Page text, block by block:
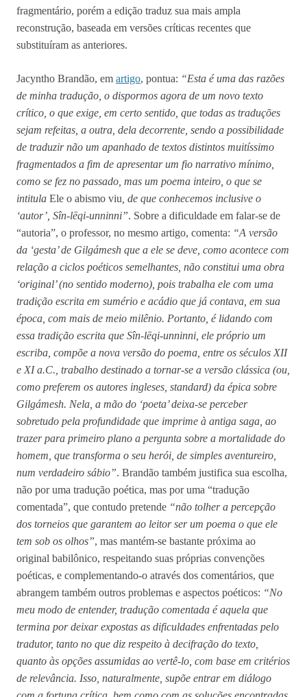
fragmentário, porém a edição traduz sua mais ampla
reconstrução, baseada em versões críticas recentes que
substituíram as anteriores.
Jacyntho Brandão, em artigo, pontua: “Esta é uma das razões
de minha tradução, o dispormos agora de um novo texto
crítico, o que exige, em certo sentido, que todas as traduções
sejam refeitas, a outra, dela decorrente, sendo a possibilidade
de traduzir não um apanhado de textos distintos muitíssimo
fragmentados a fim de apresentar um fio narrativo mínimo,
como se fez no passado, mas um poema inteiro, o que se
intitula Ele o abismo viu , de que conhecemos inclusive o
‘autor’, Sîn-lēqi-unninni”. Sobre a dificuldade em falar-se de
“autoria”, o professor, no mesmo artigo, comenta: “A versão
da ‘gesta’ de Gilgámesh que a ele se deve, como acontece com
relação a ciclos poéticos semelhantes, não constitui uma obra
‘original’ (no sentido moderno), pois trabalha ele com uma
tradição escrita em sumério e acádio que já contava, em sua
época, com mais de meio milênio. Portanto, é lidando com
essa tradição escrita que Sîn-lēqi-unninni, ele próprio um
escriba, compõe a nova versão do poema, entre os séculos XII
e XI a.C., trabalho destinado a tornar-se a versão clássica (ou,
como preferem os autores ingleses, standard) da épica sobre
Gilgámesh. Nela, a mão do ‘poeta’ deixa-se perceber
sobretudo pela profundidade que imprime à antiga saga, ao
trazer para primeiro plano a pergunta sobre a mortalidade do
homem, que transforma o seu herói, de simples aventureiro,
num verdadeiro sábio”. Brandão também justifica sua escolha,
não por uma tradução poética, mas por uma “tradução
comentada”, que contudo pretende “não tolher a percepção
dos torneios que garantem ao leitor ser um poema o que ele
tem sob os olhos”, mas mantém-se bastante próxima ao
original babilônico, respeitando suas próprias convenções
poéticas, e complementando-o através dos comentários, que
abrangem também outros problemas e aspectos poéticos: “No
meu modo de entender, tradução comentada é aquela que
termina por deixar expostas as dificuldades enfrentadas pelo
tradutor, tanto no que diz respeito à decifração do texto,
quanto às opções assumidas ao vertê-lo, com base em critérios
de relevância. Isso, naturalmente, supõe entrar em diálogo